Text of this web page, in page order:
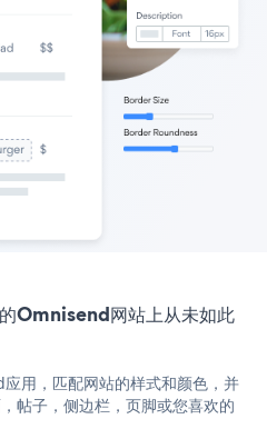
Omnisend网站上从未如此
用，匹配网站的样式和颜色，并
帖子，侧边栏，页脚或您喜欢的